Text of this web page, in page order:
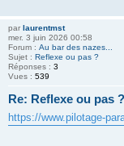
par laurentmst
mer. 3 juin 2026 00:58
Forum : Au bar des nazes...
Sujet : Reflexe ou pas ?
Réponses : 3
Vues : 539
Re: Reflexe ou pas ?
https://www.pilotage-